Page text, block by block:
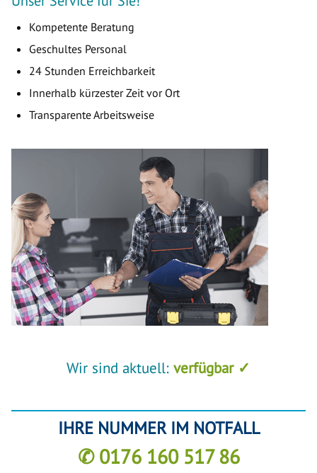
Kompetente Beratung
Geschultes Personal
24 Stunden Erreichbarkeit
Innerhalb kürzester Zeit vor Ort
Transparente Arbeitsweise
Wir sind aktuell: verfügbar ✓
IHRE NUMMER IM NOTFALL
✆ 0176 160 517 86